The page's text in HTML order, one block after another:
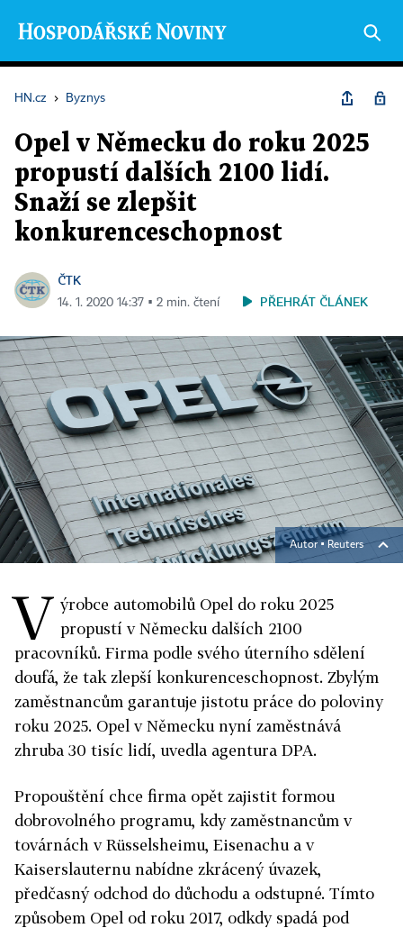
HN.cz › Byznys
Opel v Německu do roku 2025
propustí dalších 2100 lidí.
Snaží se zlepšit
konkurenceschopnost
ČTK
14. 1. 2020 14:37 ▪ 2 min. čtení PŘEHRÁT ČLÁNEK
Autor ▪ Reuters
V ýrobce automobilů Opel do roku 2025
propustí v Německu dalších 2100
pracovníků. Firma podle svého úterního sdělení
doufá, že tak zlepší konkurenceschopnost. Zbylým
zaměstnancům garantuje jistotu práce do poloviny
roku 2025. Opel v Německu nyní zaměstnává
zhruba 30 tisíc lidí, uvedla agentura DPA.
Propouštění chce firma opět zajistit formou
dobrovolného programu, kdy zaměstnancům v
továrnách v Rüsselsheimu, Eisenachu a v
Kaiserslauternu nabídne zkrácený úvazek,
předčasný odchod do důchodu a odstupné. Tímto
způsobem Opel od roku 2017, odkdy spadá pod